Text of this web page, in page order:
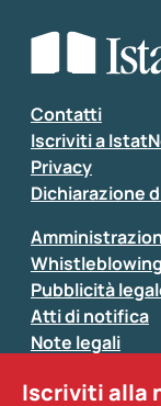
Seleziona
Inserisci il
Contatti
Iscriviti a
Privacy
Dichiarazione
Whistleblowing
Pubblicità
Atti di notifica
Note legali
Sistan
Iscriviti alla